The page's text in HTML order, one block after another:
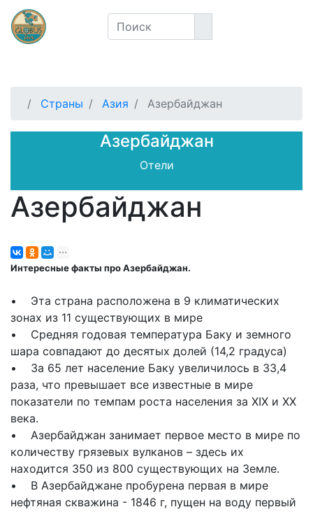
Страны Азия Азербайджан
Азербайджан
Отели
Азербайджан
Интересные факты про Азербайджан.
• Эта страна расположена в 9 климатических
зонах из 11 существующих в мире
• Средняя годовая температура Баку и земного
шара совпадают до десятых долей (14,2 градуса)
• За 65 лет население Баку увеличилось в 33,4
раза, что превышает все известные в мире
показатели по темпам роста населения за XIX и XX
века.
• Азербайджан занимает первое место в мире по
количеству грязевых вулканов – здесь их
находится 350 из 800 существующих на Земле.
• В Азербайджане пробурена первая в мире
нефтяная скважина - 1846 г, пущен на воду первый